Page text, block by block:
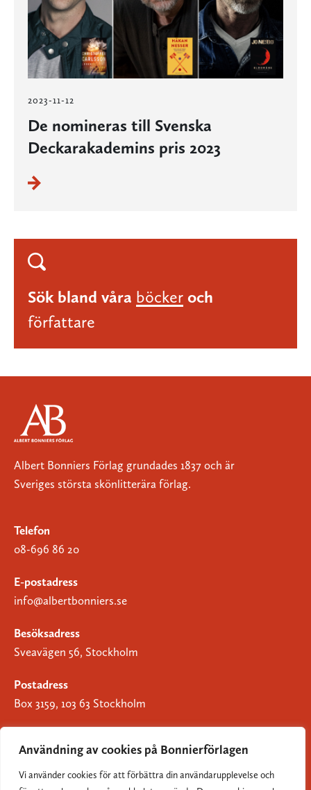
Användning av cookies på Bonnierförlagen
Vi använder cookies för att förbättra din användarupplevelse och
2023-11-12
De nomineras till Svenska
Deckarakademins pris 2023
Sök bland våra böcker och
författare
Albert Bonniers Förlag grundades 1837 och är
Sveriges största skönlitterära förlag.
Telefon
08-696 86 20
E-postadress
info@albertbonniers.se
Besöksadress
Sveavägen 56, Stockholm
Postadress
Box 3159, 103 63 Stockholm
Om Bonnierförlagen